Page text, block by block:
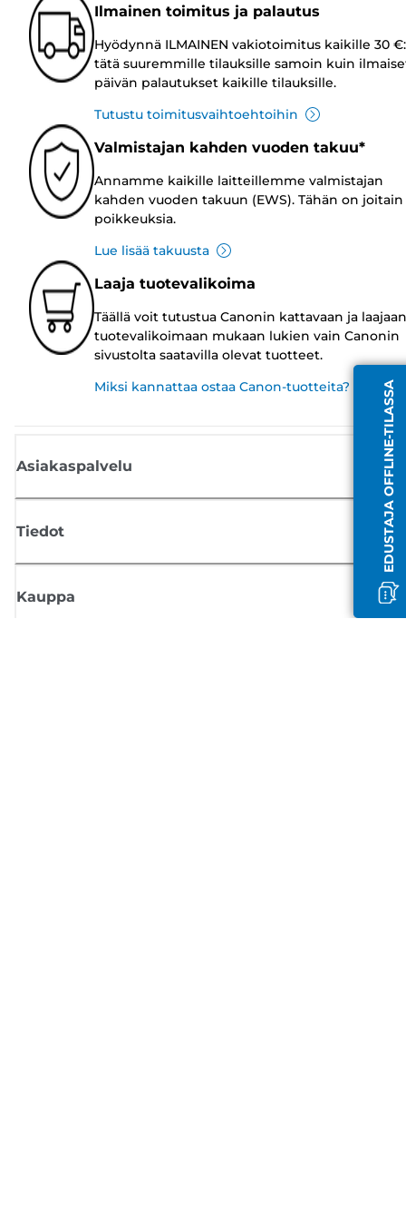
EDUSTAJA OFFLINE-TILASSA
Ilmainen toimitus ja palautus
Hyödynnä ILMAINEN vakiotoimitus kaikille 30
tätä suuremmille tilauksille samoin kuin
päivän palautukset kaikille tilauksille.
Tutustu toimitusvaihtoehtoihin
Valmistajan kahden vuoden takuu*
Annamme kaikille laitteillemme valmistajan
kahden vuoden takuun (EWS). Tähän on joitain
poikkeuksia.
Lue lisää takuusta
Laaja tuotevalikoima
Täällä voit tutustua Canonin kattavaan ja laajaan
tuotevalikoimaan mukaan lukien vain Canonin
sivustolta saatavilla olevat tuotteet.
Miksi kannattaa ostaa Canon-tuotteita?
Asiakaspalvelu
Tiedot
Kauppa